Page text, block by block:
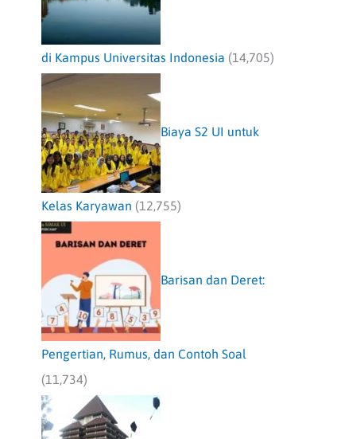
di Kampus Universitas Indonesia (14,705)
Biaya S2 UI untuk
Kelas Karyawan (12,755)
Barisan dan Deret:
Pengertian, Rumus, dan Contoh Soal
(11,734)